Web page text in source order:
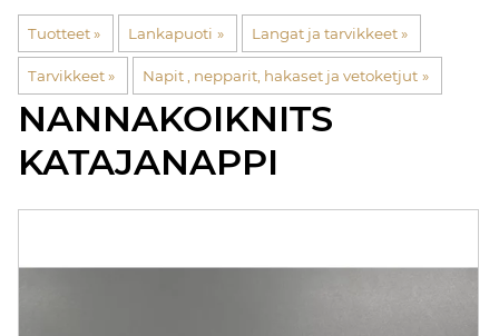
Tuotteet‪» Lankapuoti ‪» Langat ja tarvikkeet ‪»
Tarvikkeet‪» Napit , nepparit, hakaset ja vetoketjut ‪»
NANNAKOIKNITS
KATAJANAPPI